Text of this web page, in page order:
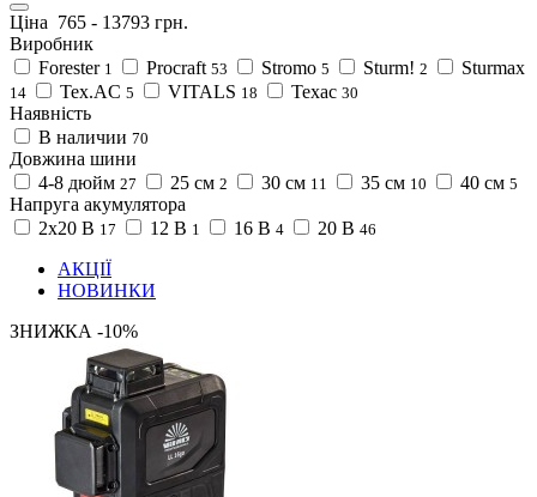
Ціна 765 - 13793 грн.
Виробник
Forester 1 Procraft 53 Stromo 5 Sturm! 2 Sturmax
14 Tex.AC 5 VITALS 18 Техас 30
Наявність
В наличии 70
Довжина шини
4-8 дюйм 27 25 см 2 30 см 11 35 см 10 40 см 5
Напруга акумулятора
2x20 В 17 12 В 1 16 В 4 20 В 46
АКЦІЇ
НОВИНКИ
ЗНИЖКА -10%